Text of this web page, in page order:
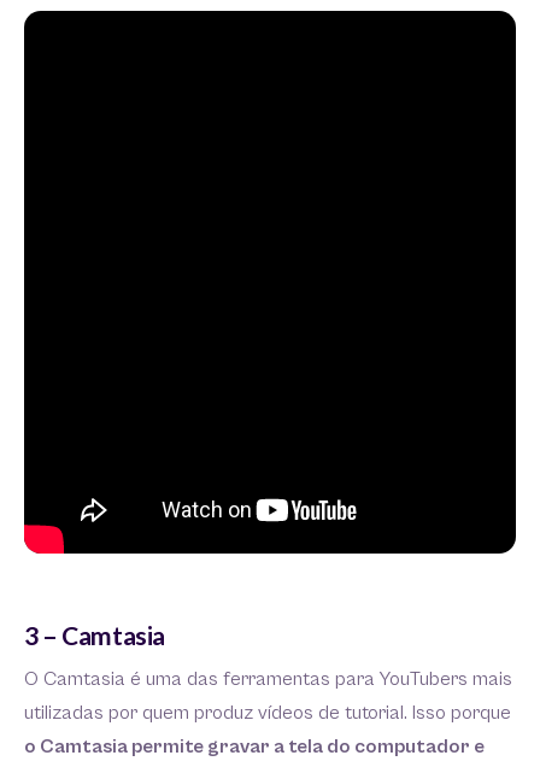
3 – Camtasia
O Camtasia é uma das ferramentas para YouTubers mais
utilizadas por quem produz vídeos de tutorial. Isso porque
o Camtasia permite gravar a tela do computador e